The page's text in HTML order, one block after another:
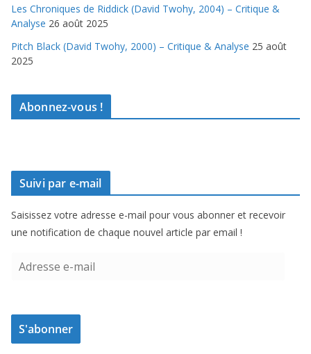
Les Chroniques de Riddick (David Twohy, 2004) – Critique &
Analyse 26 août 2025
Pitch Black (David Twohy, 2000) – Critique & Analyse 25 août
2025
Abonnez-vous !
Suivi par e-mail
Saisissez votre adresse e-mail pour vous abonner et recevoir
une notification de chaque nouvel article par email !
e
s
S'abonner